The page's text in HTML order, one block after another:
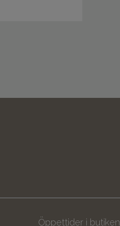
Öppettider i butiken